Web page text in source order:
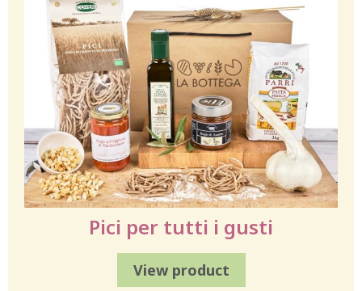
Pici per tutti i gusti
View product